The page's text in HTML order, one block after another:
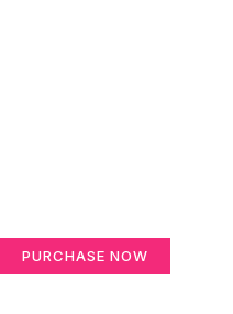
PURCHASE NOW